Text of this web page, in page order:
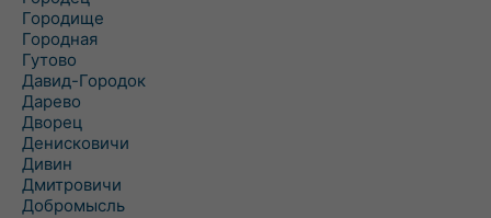
Городище
Городная
Гутово
Давид-Городок
Дарево
Дворец
Денисковичи
Дивин
Дмитровичи
Добромысль